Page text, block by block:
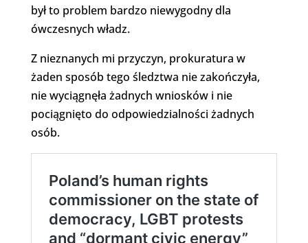
był to problem bardzo niewygodny dla
ówczesnych władz.
Z nieznanych mi przyczyn, prokuratura w
żaden sposób tego śledztwa nie zakończyła,
nie wyciągnęła żadnych wniosków i nie
pociągnięto do odpowiedzialności żadnych
osób.